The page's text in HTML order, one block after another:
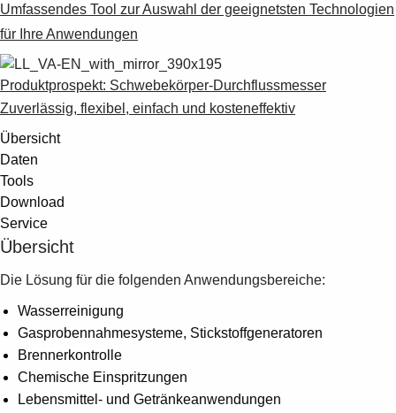
0
Umfassendes Tool zur Auswahl der geeignetsten Technologien
für Ihre Anwendungen
Produktprospekt: Schwebekörper-Durchflussmesser
Zuverlässig, flexibel, einfach und kosteneffektiv
Übersicht
Daten
Tools
Download
Service
Übersicht
Die Lösung für die folgenden Anwendungsbereiche:
Wasserreinigung
Gasprobennahmesysteme, Stickstoffgeneratoren
Brennerkontrolle
Chemische Einspritzungen
Lebensmittel- und Getränkeanwendungen